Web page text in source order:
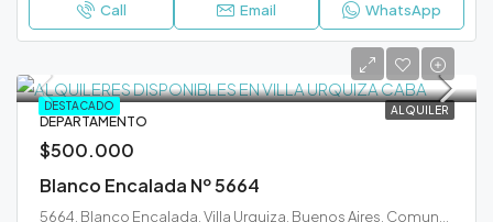
Call Email WhatsApp
DESTACADO ALQUILER
DEPARTAMENTO
$500.000
Blanco Encalada Nº 5664